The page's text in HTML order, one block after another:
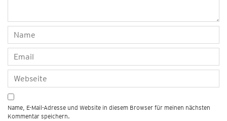
Name, E-Mail-Adresse und Website in diesem Browser für meinen nächsten
Kommentar speichern.